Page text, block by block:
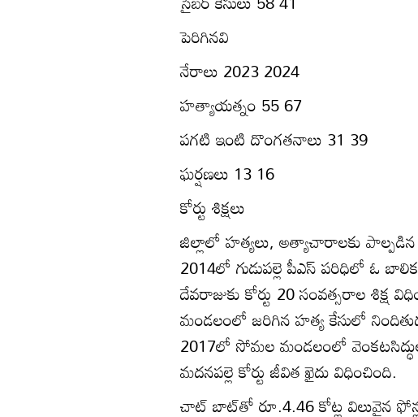
పెరిగినవి
నేరాలు 2023 2024
హత్యాయత్నం 55 67
పగటి ఇంటి దొంగతనాలు 31 39
ఘర్షణలు 13 16
కోర్టు శిక్షలు
జిల్లాలో హత్యలు, అత్యాచారాలకు
2014లో గుడుపల్లె పీఎస్‌ పరిధిలో ఓ
దేవరాజుకు కోర్టు 20 సంవత్సరాల శిక్ష
మండలంలో జరిగిన హత్య కేసులో
2017లో సోమల మండలంలో
మదనపల్లె కోర్టు జీవిత ఖైదు విధించింది.
చాట్‌ బాట్‌తో రూ.4.46 కోట్ల విలువైన